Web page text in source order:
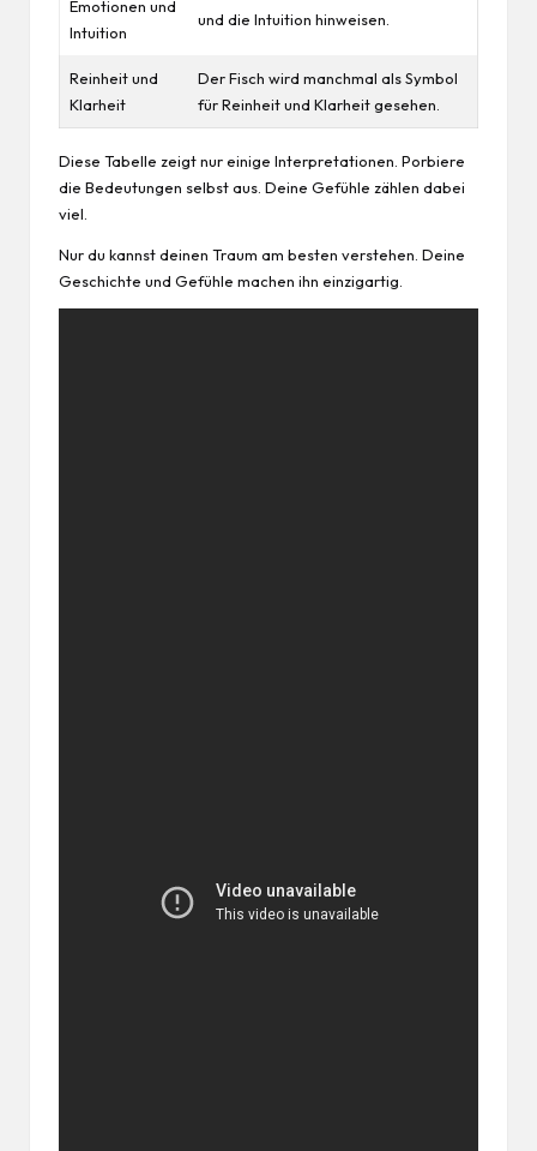
Emotionen und
Intuition
und die Intuition hinweisen.
Reinheit und
Klarheit
Der Fisch wird manchmal als Symbol
für Reinheit und Klarheit gesehen.
Diese Tabelle zeigt nur einige Interpretationen. Porbiere
die Bedeutungen selbst aus. Deine Gefühle zählen dabei
viel.
Nur du kannst deinen Traum am besten verstehen. Deine
Geschichte und Gefühle machen ihn einzigartig.